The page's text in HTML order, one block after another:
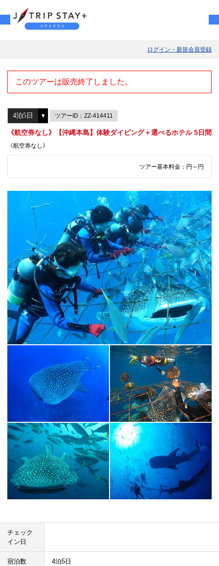
ログイン・新規会員登録
このツアーは販売終了しました。
ツアーID：ZZ-414411
《航空券なし》【沖縄本島】体験ダイビング＋選べるホテル 5日間
《航空券なし》
ツアー基本料金： 円～ 円
チェック
イン日
宿泊数 4泊5日